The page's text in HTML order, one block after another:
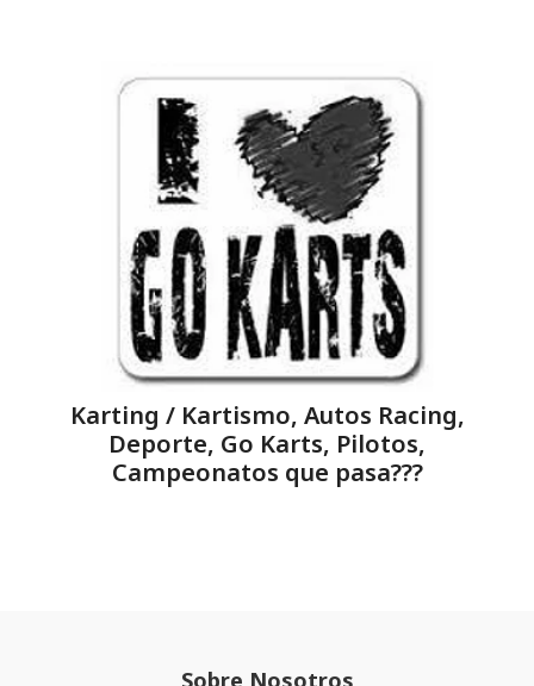
Karting / Kartismo, Autos Racing,
Deporte, Go Karts, Pilotos,
Campeonatos que pasa???